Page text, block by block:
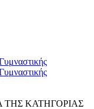
ΤΗΣ ΚΑΤΗΓΟΡΙΑΣ